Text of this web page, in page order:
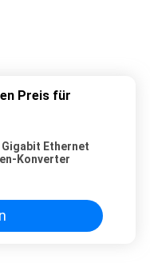
Preis für
Ethernet
Konverter